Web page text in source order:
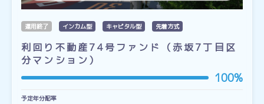
運用終了 インカム型 キャピタル型 先着方式
利回り不動産74号ファンド（赤坂7丁目区
分マンション）
100%
予定年分配率